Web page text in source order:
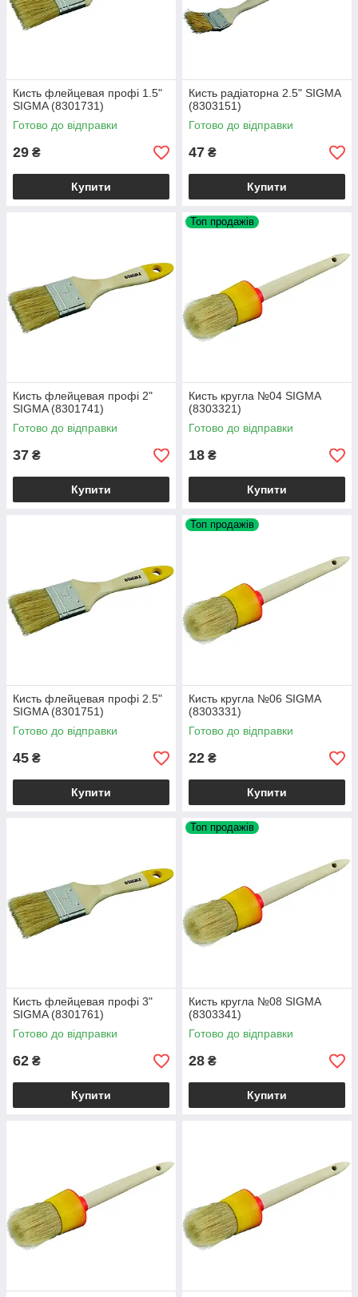
Кисть флейцевая профі 1.5"
SIGMA (8301731)
Готово до відправки
29 ₴
Купити
Кисть радіаторна 2.5" SIGMA
(8303151)
Готово до відправки
47 ₴
Купити
Кисть флейцевая профі 2"
SIGMA (8301741)
Готово до відправки
37 ₴
Купити
Топ продажів
Кисть кругла №04 SIGMA
(8303321)
Готово до відправки
18 ₴
Купити
Кисть флейцевая профі 2.5"
SIGMA (8301751)
Готово до відправки
45 ₴
Купити
Топ продажів
Кисть кругла №06 SIGMA
(8303331)
Готово до відправки
22 ₴
Купити
Кисть флейцевая профі 3"
SIGMA (8301761)
Готово до відправки
62 ₴
Купити
Топ продажів
Кисть кругла №08 SIGMA
(8303341)
Готово до відправки
28 ₴
Купити